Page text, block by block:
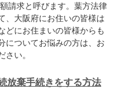
請求と呼びます。葉方法律
、大阪府にお住いの皆様は
どにお住まいの皆様からも
についてお悩みの方は、お
い。
放棄手続きをする方法